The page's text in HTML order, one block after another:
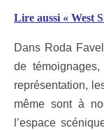
Lire aussi « West
Dans Roda
de
représentation,
même sont à
l’espace